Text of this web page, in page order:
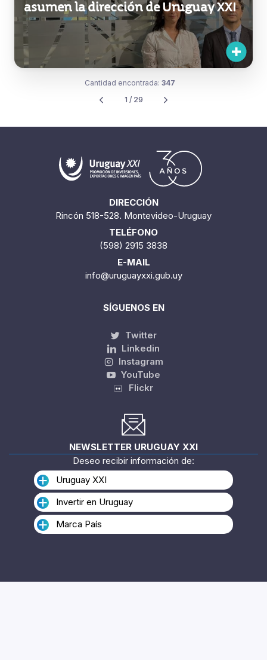
Mariana Ferreira y Martín Mercado
DIRECCIÓN
TELÉFONO
(598) 2915 3838
E-MAIL
info@uruguayxxi.gub.uy
SÍGUENOS EN
Twitter
Linkedin
Instagram